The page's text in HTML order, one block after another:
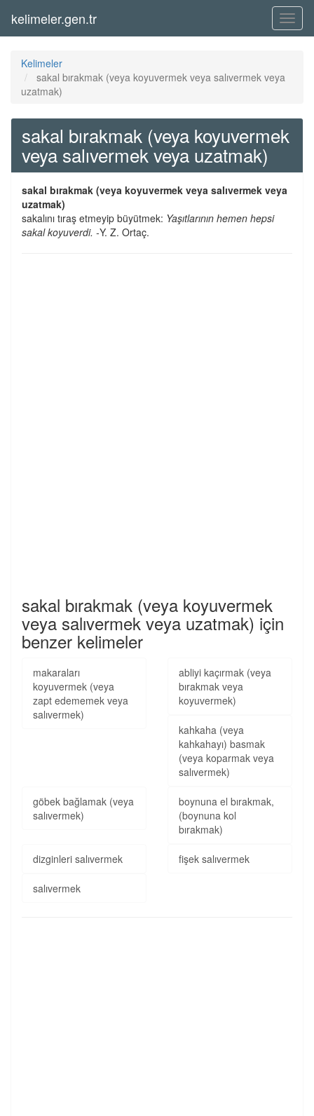
Menü
kelimeler.gen.tr
Kelimeler
sakal bırakmak (veya koyuvermek veya salıvermek veya
uzatmak)
sakal bırakmak (veya koyuvermek
veya salıvermek veya uzatmak)
sakal bırakmak (veya koyuvermek veya salıvermek veya
uzatmak)
sakalını tıraş etmeyip büyütmek: Yaşıtlarının hemen hepsi
sakal koyuverdi. -Y. Z. Ortaç.
sakal bırakmak (veya koyuvermek
veya salıvermek veya uzatmak) için
benzer kelimeler
makaraları
koyuvermek (veya
zapt edememek veya
salıvermek)
abliyi kaçırmak (veya
bırakmak veya
koyuvermek)
kahkaha (veya
kahkahayı) basmak
(veya koparmak veya
salıvermek)
göbek bağlamak (veya
salıvermek)
boynuna el bırakmak,
(boynuna kol
bırakmak)
dizginleri salıvermek fişek salıvermek
salıvermek